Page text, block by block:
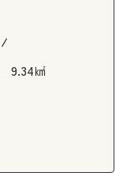
9.34㎢